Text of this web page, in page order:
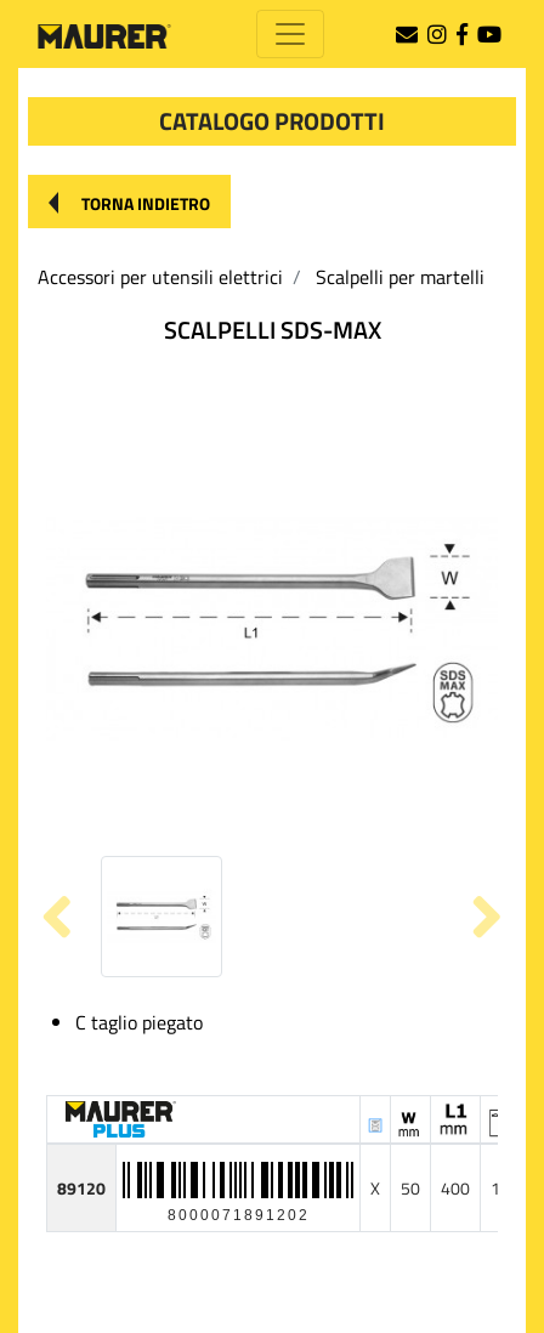
CATALOGO PRODOTTI
TORNA INDIETRO
Accessori per utensili elettrici Scalpelli per martelli
SCALPELLI SDS-MAX
C taglio piegato
89120
8000071891202
X 50 400 1